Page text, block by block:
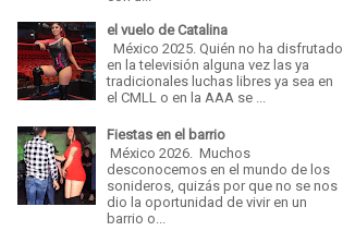
el vuelo de Catalina
México 2025. Quién no ha disfrutado
en la televisión alguna vez las ya
tradicionales luchas libres ya sea en
el CMLL o en la AAA se ...
Fiestas en el barrio
México 2026. Muchos
desconocemos en el mundo de los
sonideros, quizás por que no se nos
dio la oportunidad de vivir en un
barrio o...